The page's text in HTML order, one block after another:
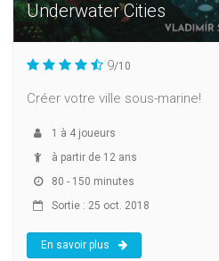
Underwater Cities
9/10
Créer votre ville sous-marine!
1 à 4 joueurs
à partir de 12 ans
80 - 150 minutes
Sortie : 25 oct. 2018
En savoir plus